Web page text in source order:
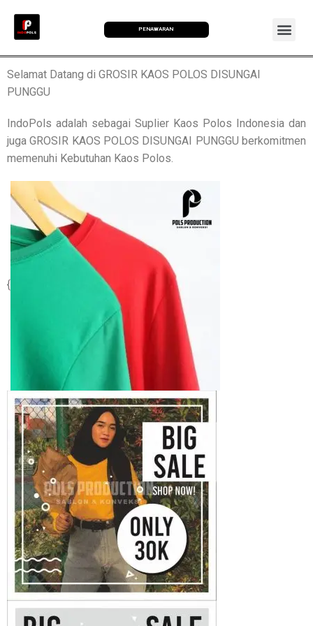
PENAWARAN
Selamat Datang di GROSIR KAOS POLOS DISUNGAI
PUNGGU
IndoPols adalah sebagai Suplier Kaos Polos Indonesia dan
juga GROSIR KAOS POLOS DISUNGAI PUNGGU berkomitmen
memenuhi Kebutuhan Kaos Polos.
{